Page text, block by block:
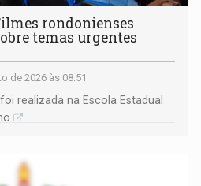
rondonienses
temas urgentes
de 2026 às 08:51
realizada na Escola Estadual